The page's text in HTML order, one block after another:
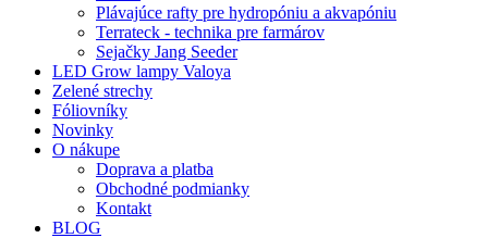
Plávajúce rafty pre hydropóniu a akvapóniu
Terrateck - technika pre farmárov
Sejačky Jang Seeder
LED Grow lampy Valoya
Zelené strechy
Fóliovníky
Novinky
O nákupe
Doprava a platba
Obchodné podmianky
Kontakt
BLOG